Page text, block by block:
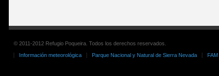
© 2011-2012 Refugio Poqueira. Todos los derechos reservados.
Información meteorológica
Parque Nacional y Natural de Sierra Nevada FAM